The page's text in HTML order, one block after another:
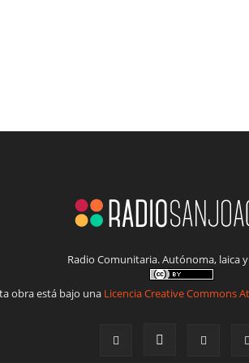
Radio Comunitaria. Autónoma, laica
obra está bajo una Licencia Creative Commons